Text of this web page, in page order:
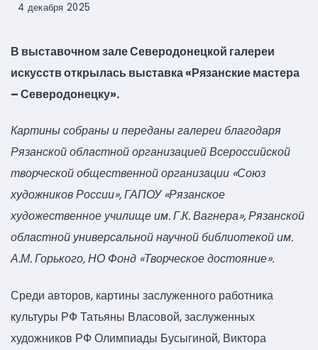
4 декабря 2025
В выставочном зале Северодонецкой галереи
искусств открылась выставка «Рязанские мастера
– Северодонецку».
Картины собраны и переданы галереи благодаря
Рязанской областной организацией Всероссийской
творческой общественной организации «Союз
художников России», ГАПОУ «Рязанское
художественное училище им. Г.К. Вагнера», Рязанской
областной универсальной научной библиотекой им.
А.М. Горького, НО Фонд «Творческое достояние».
Среди авторов, картины заслуженного работника
культуры РФ Татьяны Власовой, заслуженных
художников РФ Олимпиады Бусыгиной, Виктора